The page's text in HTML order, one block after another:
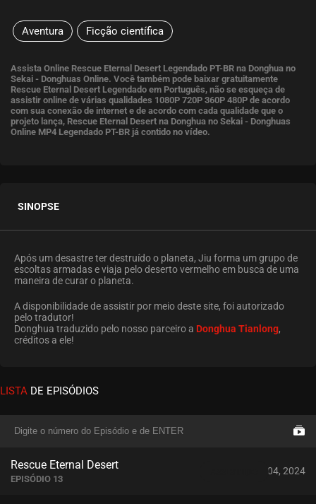
Aventura Ficção científica
Assista Online Rescue Eternal Desert Legendado PT-BR na Donghua no
Sekai - Donghuas Online. Você também pode baixar gratuitamente
Rescue Eternal Desert Legendado em Português, não se esqueça de
assistir online de várias qualidades 1080P 720P 360P 480P de acordo
com sua conexão de internet e de acordo com cada qualidade que o
projeto lança, Rescue Eternal Desert na Donghua no Sekai - Donghuas
Online MP4 Legendado PT-BR já contido no vídeo.
SINOPSE
Após um desastre ter destruído o planeta, Jiu forma um grupo de
escoltas armadas e viaja pelo deserto vermelho em busca de uma
maneira de curar o planeta.
A disponibilidade de assistir por meio deste site, foi autorizado
pelo tradutor!
Donghua traduzido pelo nosso parceiro a Donghua Tianlong,
créditos a ele!
LISTA DE EPISÓDIOS
Rescue Eternal Desert
EPISÓDIO 13
abril 04, 2024